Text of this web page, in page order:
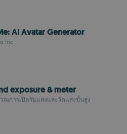
AI Avatar Generator
Inc
exposure & meter
ณการเปิดรับแสงและวัดแสงขั้นสูง